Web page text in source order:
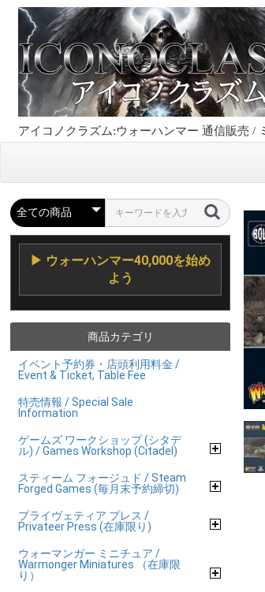
アイコノクラズム:ウォーハンマー 通信販売 /
▶ ウォーハンマー40,000を始め
よう
商品カテゴリ
イベント予約券・店頭利用料金 /
Event & Ticket, Table Fee
特売情報 / Special Sale
Information
ゲームズ ワークショップ (シタデ
ル) / Games Workshop (Citadel)
スティーム フォージュド / Steam
Forged Games (毎月末予約締切)
プライヴェティア プレス /
Privateer Press (在庫限り)
ウォーマンガー ミニチュア /
Warmonger Miniatures （在庫限
り）